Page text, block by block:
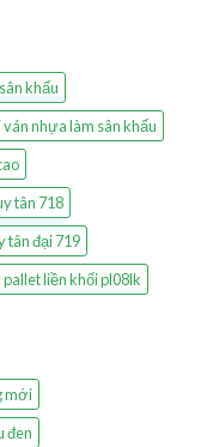
khấu
ván nhựa làm sân khấu
tân 718
tân đại 719
pallet liền khối pl08lk
mới
đen